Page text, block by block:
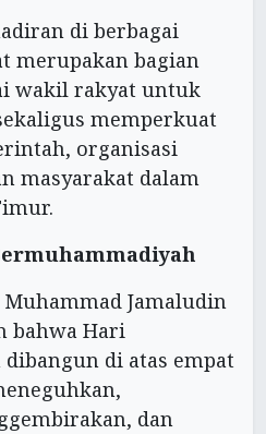
di berbagai
merupakan bagian
wakil rakyat untuk
memperkuat
organisasi
masyarakat dalam
Jamaludin
bahwa Hari
di atas empat
dan